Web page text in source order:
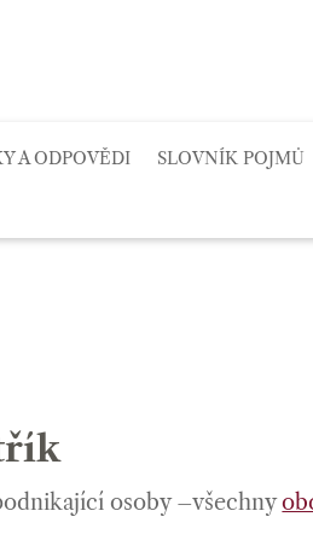
A ODPOVĚDI SLOVNÍK POJMŮ
osoby –všechny